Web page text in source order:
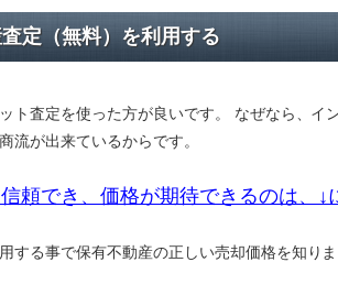
定（無料）を利用する
ト査定を使った方が良いです。 なぜなら、イ
流が出来ているからです。
頼でき、価格が期待できるのは、↓
する事で保有不動産の正しい売却価格を知りま